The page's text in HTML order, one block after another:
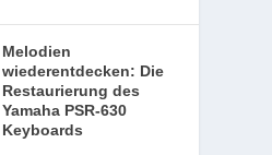
Melodien
wiederentdecken: Die
Restaurierung des
Yamaha PSR-630
Keyboards